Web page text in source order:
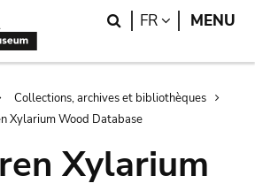
Search
FR LANGUAGE
MENU
Collections, archives et bibliothèques
Xylarium Wood Database
Xylarium